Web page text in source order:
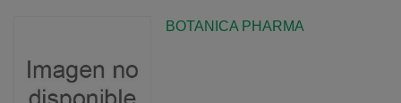
BOTANICA PHARMA